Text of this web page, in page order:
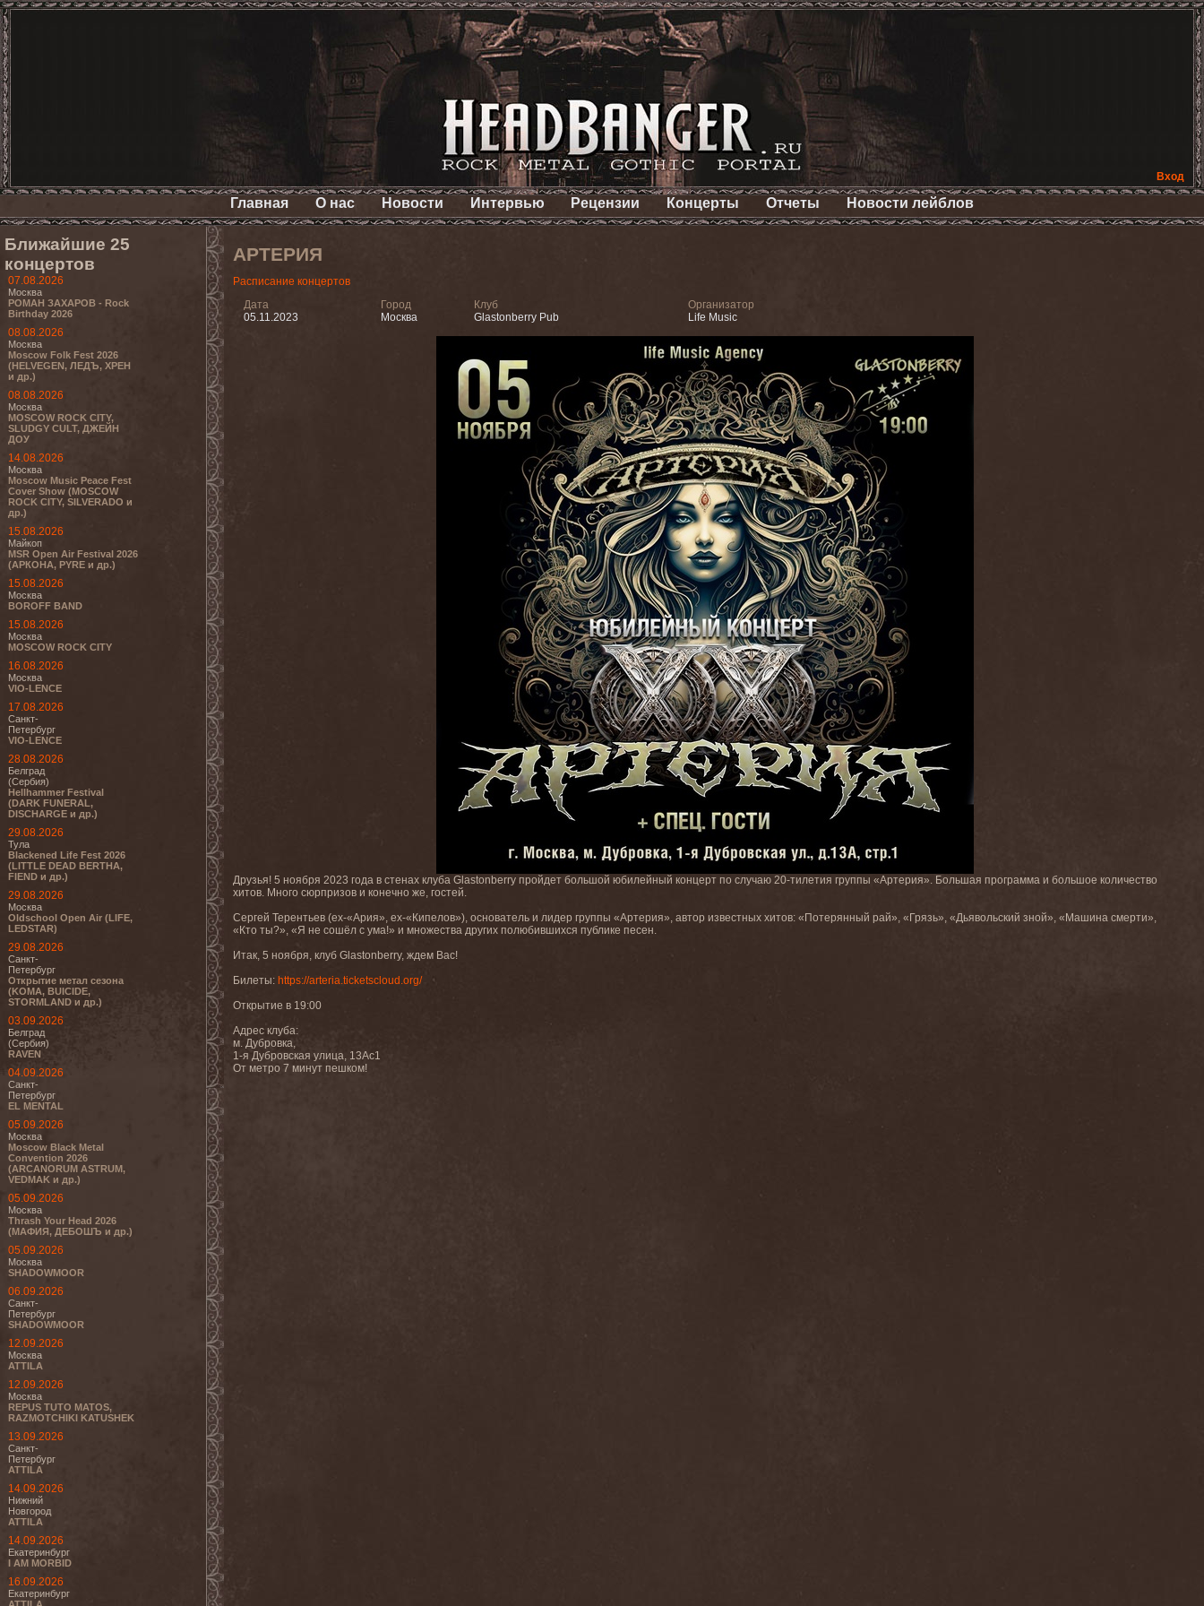
Вход
Главная О нас Новости Интервью Рецензии Концерты Отчеты Новости лейблов
Ближайшие 25
концертов
07.08.2026
Москва
РОМАН ЗАХАРОВ - Rock
Birthday 2026
08.08.2026
Москва
Moscow Folk Fest 2026
(HELVEGEN, ЛЕДЪ, ХРЕН
и др.)
08.08.2026
Москва
MOSCOW ROCK CITY,
SLUDGY CULT, ДЖЕЙН
ДОУ
14.08.2026
Москва
Moscow Music Peace Fest
Cover Show (MOSCOW
ROCK CITY, SILVERADO и
др.)
15.08.2026
Майкоп
MSR Open Air Festival 2026
(АРКОНА, PYRE и др.)
15.08.2026
Москва
BOROFF BAND
15.08.2026
Москва
MOSCOW ROCK CITY
16.08.2026
Москва
VIO-LENCE
17.08.2026
Санкт-
Петербург
VIO-LENCE
28.08.2026
Белград
(Сербия)
Hellhammer Festival
(DARK FUNERAL,
DISCHARGE и др.)
29.08.2026
Тула
Blackened Life Fest 2026
(LITTLE DEAD BERTHA,
FIEND и др.)
29.08.2026
Москва
Oldschool Open Air (LIFE,
LEDSTAR)
29.08.2026
Санкт-
Петербург
Открытие метал сезона
(KOMA, BUICIDE,
STORMLAND и др.)
03.09.2026
Белград
(Сербия)
RAVEN
04.09.2026
Санкт-
Петербург
EL MENTAL
05.09.2026
Москва
Moscow Black Metal
Convention 2026
(ARCANORUM ASTRUM,
VEDMAK и др.)
05.09.2026
Москва
Thrash Your Head 2026
(МАФИЯ, ДЕБОШЪ и др.)
05.09.2026
Москва
SHADOWMOOR
06.09.2026
Санкт-
Петербург
SHADOWMOOR
12.09.2026
Москва
ATTILA
12.09.2026
Москва
REPUS TUTO MATOS,
RAZMOTCHIKI KATUSHEK
13.09.2026
Санкт-
Петербург
ATTILA
14.09.2026
Нижний
Новгород
ATTILA
14.09.2026
Екатеринбург
I AM MORBID
16.09.2026
Екатеринбург
АРТЕРИЯ
Расписание концертов
Дата
05.11.2023
Город
Москва
Клуб
Glastonberry Pub
Организатор
Life Music
Друзья! 5 ноября 2023 года в стенах клуба Glastonberry пройдет большой юбилейный концерт по случаю 20-тилетия группы «Артерия». Большая программа и большое количество
хитов. Много сюрпризов и конечно же, гостей.
Сергей Терентьев (ex-«Ария», ex-«Кипелов»), основатель и лидер группы «Артерия», автор известных хитов: «Потерянный рай», «Грязь», «Дьявольский зной», «Машина смерти»,
«Кто ты?», «Я не сошёл с ума!» и множества других полюбившихся публике песен.
Итак, 5 ноября, клуб Glastonberry, ждем Вас!
Билеты: https://arteria.ticketscloud.org/
Открытие в 19:00
Адрес клуба:
м. Дубровка,
1-я Дубровская улица, 13Ас1
От метро 7 минут пешком!